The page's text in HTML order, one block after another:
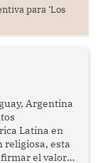
para ‘Los
Argentina
Latina en
religiosa, esta
el valor